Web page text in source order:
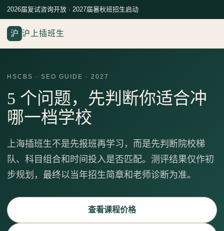
2026届复试咨询开放 · 2027届暑秋班招生启动
沪 沪上插班生
HSCBS · SEO GUIDE · 2027
5 个问题，先判断你适合冲
哪一档学校
上海插班生不是先报班再学习，而是先判断院校梯
队、科目组合和时间投入是否匹配。测评结果仅作初
步规划，最终以当年招生简章和老师诊断为准。
查看课程价格